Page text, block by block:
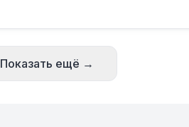
Показать ещё →